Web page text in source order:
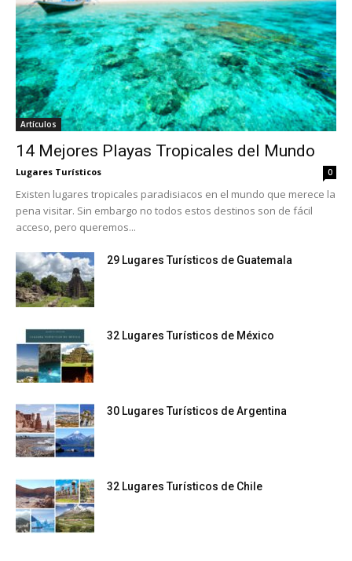
Artículos
14 Mejores Playas Tropicales del Mundo
Lugares Turísticos 0
Existen lugares tropicales paradisiacos en el mundo que merece la
pena visitar. Sin embargo no todos estos destinos son de fácil
acceso, pero queremos...
29 Lugares Turísticos de Guatemala
32 Lugares Turísticos de México
30 Lugares Turísticos de Argentina
32 Lugares Turísticos de Chile